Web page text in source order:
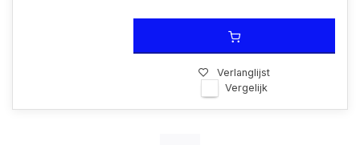
Verlanglijst
Vergelijk